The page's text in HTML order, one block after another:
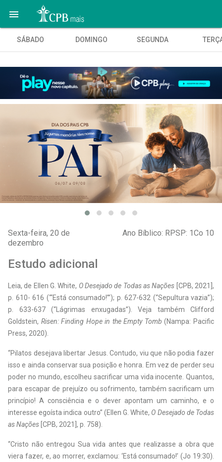

SÁBADO DOMINGO SEGUNDA
Sexta-feira, 20 de
dezembro
Ano Bíblico: RPSP: 1Co 10
Estudo adicional
Leia, de Ellen G. White, O Desejado de Todas as Nações [CPB, 2021],
p. 610- 616 (“‘Está consumado!’”); p. 627-632 (“Sepultura vazia”);
p. 633-637 (“Lágrimas enxugadas”). Veja também Clifford
Goldstein, Risen: Finding Hope in the Empty Tomb(Nampa: Pacific
Press, 2020).
“Pilatos desejava libertar Jesus. Contudo, viu que não podia fazer
isso e ainda conservar sua posição e honra. Em vez de perder seu
poder no mundo, escolheu sacrificar uma vida inocente. Quantos,
para escapar de prejuízo ou sofrimento, também sacrificam um
princípio! A consciência e o dever apontam um caminho, e o
interesse egoísta indica outro” (Ellen G. White, O Desejado de Todas
as Nações [CPB, 2021], p. 758).
“Cristo não entregou Sua vida antes que realizasse a obra que
viera fazer, e, ao morrer, exclamou: ‘Está consumado!’ (Jo 19:30).